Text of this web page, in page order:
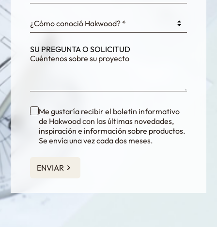
¿Cómo conoció Hakwood? *
SU PREGUNTA O SOLICITUD
Me gustaría recibir el boletín informativo
de Hakwood con las últimas novedades,
inspiración e información sobre productos.
Se envía una vez cada dos meses.
ENVIAR